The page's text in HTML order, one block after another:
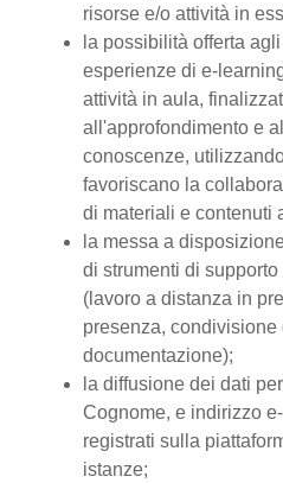
risorse e/o attività in
la possibilità offerta
esperienze di e-
attività in aula,
all'approfondimento e
conoscenze,
favoriscano la
di materiali e contenuti
la messa a
di strumenti di
(lavoro a distanza in
presenza,
documentazione);
la diffusione dei dati
Cognome, e indirizzo
registrati sulla
istanze;